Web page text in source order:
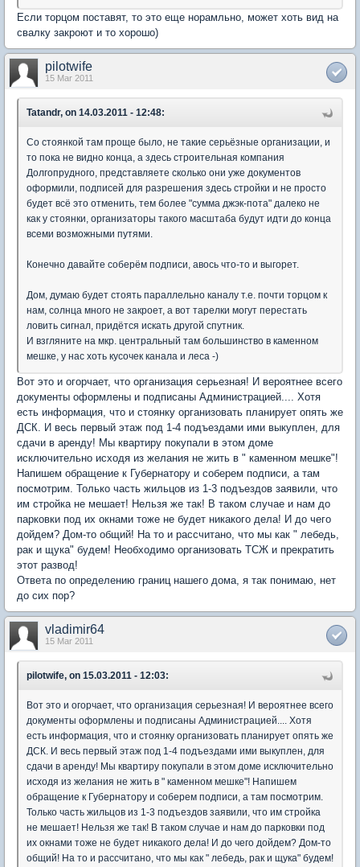
Если торцом поставят, то это еще норамльно, может хоть вид на
свалку закроют и то хорошо)
pilotwife
15 Mar 2011
Tatandr, on 14.03.2011 - 12:48:
Со стоянкой там проще было, не такие серьёзные организации, и
то пока не видно конца, а здесь строительная компания
Долгопрудного, представляете сколько они уже документов
оформили, подписей для разрешения здесь стройки и не просто
будет всё это отменить, тем более "сумма джэк-пота" далеко не
как у стоянки, организаторы такого масштаба будут идти до конца
всеми возможными путями.
Конечно давайте соберём подписи, авось что-то и выгорет.
Дом, думаю будет стоять параллельно каналу т.е. почти торцом к
нам, солнца много не закроет, а вот тарелки могут перестать
ловить сигнал, придётся искать другой спутник.
И взгляните на мкр. центральный там большинство в каменном
мешке, у нас хоть кусочек канала и леса -)
Вот это и огорчает, что организация серьезная! И вероятнее всего
документы оформлены и подписаны Администрацией.... Хотя
есть информация, что и стоянку организовать планирует опять же
ДСК. И весь первый этаж под 1-4 подъездами ими выкуплен, для
сдачи в аренду! Мы квартиру покупали в этом доме
исключительно исходя из желания не жить в " каменном мешке"!
Напишем обращение к Губернатору и соберем подписи, а там
посмотрим. Только часть жильцов из 1-3 подъездов заявили, что
им стройка не мешает! Нельзя же так! В таком случае и нам до
парковки под их окнами тоже не будет никакого дела! И до чего
дойдем? Дом-то общий! На то и рассчитано, что мы как " лебедь,
рак и щука" будем! Необходимо организовать ТСЖ и прекратить
этот развод!
Ответа по определению границ нашего дома, я так понимаю, нет
до сих пор?
vladimir64
15 Mar 2011
pilotwife, on 15.03.2011 - 12:03:
Вот это и огорчает, что организация серьезная! И вероятнее всего
документы оформлены и подписаны Администрацией.... Хотя
есть информация, что и стоянку организовать планирует опять же
ДСК. И весь первый этаж под 1-4 подъездами ими выкуплен, для
сдачи в аренду! Мы квартиру покупали в этом доме исключительно
исходя из желания не жить в " каменном мешке"! Напишем
обращение к Губернатору и соберем подписи, а там посмотрим.
Только часть жильцов из 1-3 подъездов заявили, что им стройка
не мешает! Нельзя же так! В таком случае и нам до парковки под
их окнами тоже не будет никакого дела! И до чего дойдем? Дом-то
общий! На то и рассчитано, что мы как " лебедь, рак и щука" будем!